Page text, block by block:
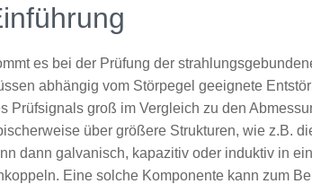
es bei der Prüfung der
abhängig vom Störpegel geeignete
Prüfsignals groß im Vergleich zu den
über größere Strukturen, wie z.B.
dann galvanisch, kapazitiv oder induktiv in
Eine solche Komponente kann zum